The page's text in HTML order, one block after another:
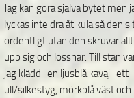
Jag kan göra själva bytet men
lyckas inte dra åt kula så den
ordentligt utan den skruvar
upp sig och lossnar. Till stan
jag klädd i en ljusblå kavaj i ett
ull/silkestyg, mörkblå väst och